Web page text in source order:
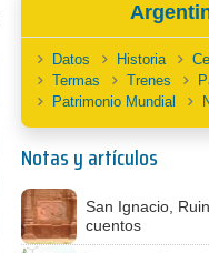
Datos Historia
Termas
Trenes
Patrimonio Mundial
Notas y artículos
San Ignacio,
cuentos